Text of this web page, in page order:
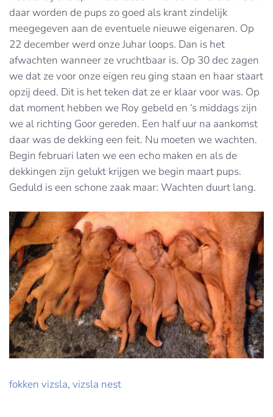
daar worden de pups zo goed als krant zindelijk
meegegeven aan de eventuele nieuwe eigenaren. Op
22 december werd onze Juhar loops. Dan is het
afwachten wanneer ze vruchtbaar is. Op 30 dec zagen
we dat ze voor onze eigen reu ging staan en haar staart
opzij deed. Dit is het teken dat ze er klaar voor was. Op
dat moment hebben we Roy gebeld en ‘s middags zijn
we al richting Goor gereden. Een half uur na aankomst
daar was de dekking een feit. Nu moeten we wachten.
Begin februari laten we een echo maken en als de
dekkingen zijn gelukt krijgen we begin maart pups.
Geduld is een schone zaak maar: Wachten duurt lang.
fokken vizsla, vizsla nest